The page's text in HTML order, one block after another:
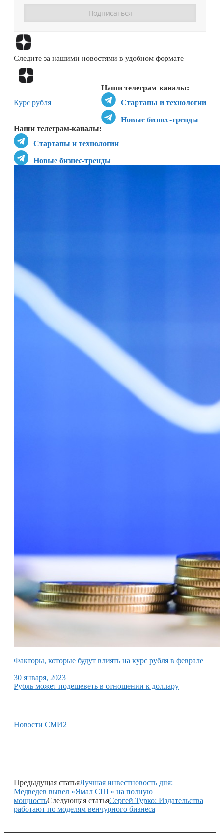
Следите за нашими новостями в удобном формате
Наши телеграм-каналы:
Стартапы и технологии
Новые бизнес-тренды
Наши телеграм-каналы:
Стартапы и технологии
Новые бизнес-тренды
Курс рубля
Факторы, которые будут влиять на курс рубля в феврале
30 января, 2023
Рубль может подешеветь в отношении к доллару
Новости СМИ2
Предыдущая статьяЛучшая инвестновость дня:
Медведев вывел «Ямал СПГ» на полную
мощностьСледующая статьяСергей Турко: Издательства
работают по моделям венчурного бизнеса